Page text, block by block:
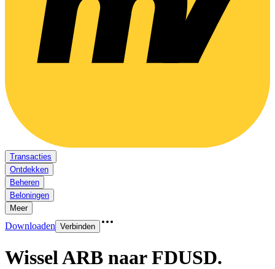
Transacties
Ontdekken
Beheren
Beloningen
Meer
Downloaden Verbinden
Wissel ARB naar FDUSD.